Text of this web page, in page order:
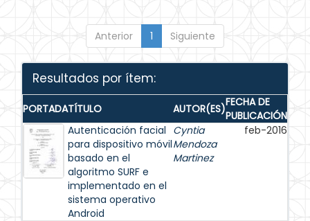
Anterior 1 Siguiente
Resultados por ítem:
PORTADATÍTULO AUTOR(ES)FECHA DE
PUBLICACIÓN
Autenticación facial
para dispositivo móvil
basado en el
algoritmo SURF e
implementado en el
sistema operativo
Android
Cyntia
Mendoza
Martinez
feb-2016